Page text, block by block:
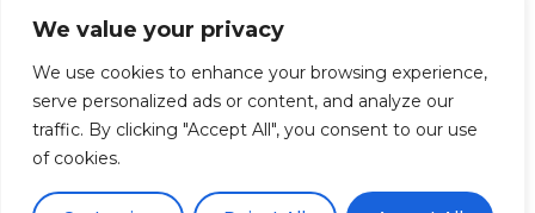
We value your privacy
We use cookies to enhance your browsing experience,
serve personalized ads or content, and analyze our
traffic. By clicking "Accept All", you consent to our use
of cookies.
Política de envío y devoluciones
Política de privacidad Uso de cookies